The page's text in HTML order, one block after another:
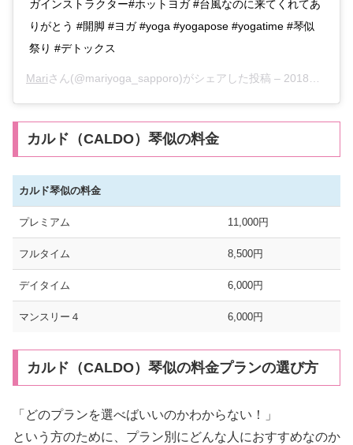
ガインストラクター#ホットヨガ #台風なのに来てくれてあ
りがとう #開脚 #ヨガ #yoga #yogapose #yogatime #琴似
祭り #デトックス
Mariさん(@mariyoga_sapporo)がシェアした投稿 – 2018年 9月月4日午前6時57分PDT
カルド（CALDO）琴似の料金
カルド琴似の料金
プレミアム 11,000円
フルタイム 8,500円
デイタイム 6,000円
マンスリー４ 6,000円
カルド（CALDO）琴似の料金プランの選び方
「どのプランを選べばいいのかわからない！」
という方のために、プラン別にどんな人におすすめなのか